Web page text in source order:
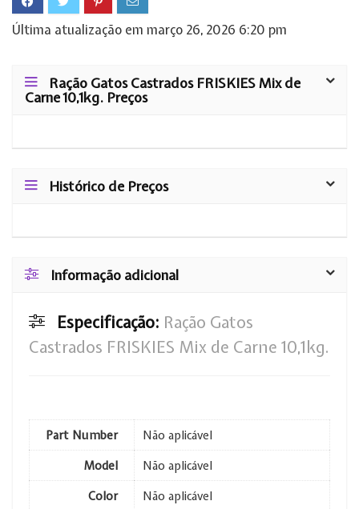
Última atualização em março 26, 2026 6:20 pm
Ração Gatos Castrados FRISKIES Mix de
Carne 10,1kg. Preços
Histórico de Preços
Informação adicional
Especificação: Ração Gatos
Castrados FRISKIES Mix de Carne 10,1kg.
Part Number
Não aplicável
Model
Não aplicável
Color
Não aplicável